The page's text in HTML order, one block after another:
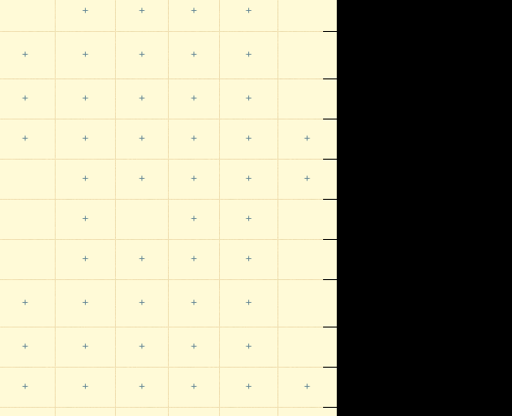
+ + + +
+ + + + +
+ + + + +
+ + + + + +
+ + + + +
+ + +
+ + + +
+ + + + +
+ + + + +
+ + + + + +